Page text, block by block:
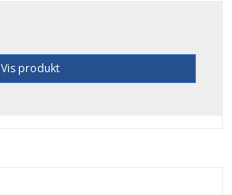
Vis produkt